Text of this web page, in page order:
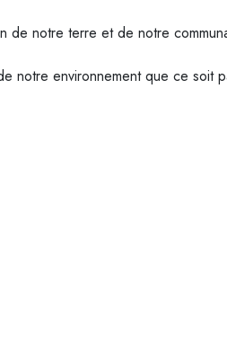
de notre terre et de notre
notre environnement que ce soit